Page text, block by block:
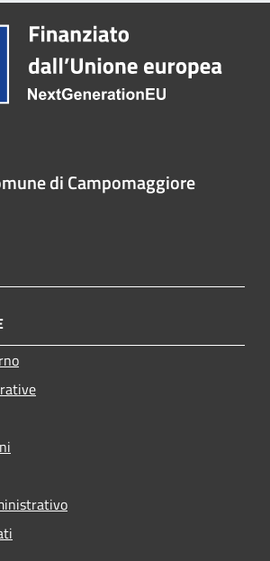
di Campomaggiore